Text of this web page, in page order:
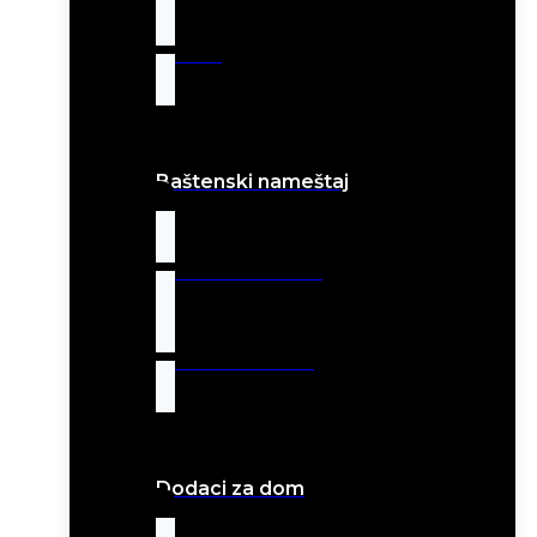
Jastuci
Baštenski nameštaj
Baštenske stolice
Baštenski stolovi
Dodaci za dom